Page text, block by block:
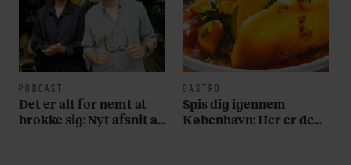
PODCAST
Det er alt for nemt at
brokke sig: Nyt afsnit af
GASTRO
Spis dig igennem
København: Her er de